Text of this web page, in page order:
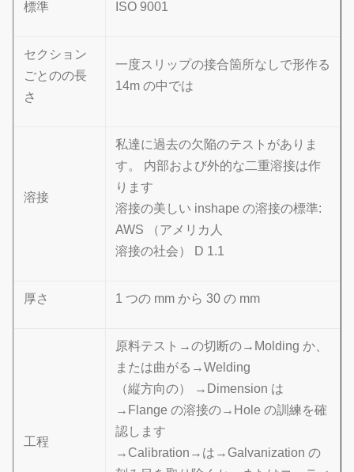
標準 ISO 9001
セクション
ごとのの長
さ
一度スリップの接合箇所なしで形作る
14m の中では
溶接
私達に過去の欠陥のテストがありま
す。 内部および外的な二重溶接は作
ります
溶接の美しい inshape の溶接の標準:
AWS （アメリカ人
溶接の社会） D 1.1
厚さ 1 つの mm から 30 の mm
工程
原料テスト→の切断の→Molding か、
または曲がる→Welding
（縦方向の） →Dimension は
→Flange の溶接の→Hole の訓練を確
認します
→Calibration→は→Galvanization の